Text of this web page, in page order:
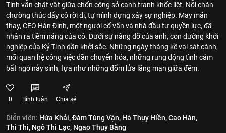
Tinh vẫn chật vật giữa chốn công sở cạnh tranh khốc liệt. Nỗi chán
chường thúc đẩy cô rời đi, tự mình dựng xây sự nghiệp. May mắn
thay, CEO Hàn Đình, một người cố vấn và nhà đầu tư quyền lực, đã
nhận ra tiềm năng của cô. Dưới sự nâng đỡ của anh, con đường khởi
nghiệp của Kỷ Tinh dần khởi sắc. Những ngày tháng kề vai sát cánh,
mối quan hệ công việc dần chuyển hóa, những rung động tình cảm
bất ngờ nảy sinh, tựa như những đốm lửa lãng mạn giữa đêm.
0 Bình luận Chia sẻ
Diễn viên: Hứa Khải,Đàm Tùng Vận, Hà Thụy Hiền,Cao Hàn,
Thi Thi, Ngô Thi Lạc, Ngao Thụy Bằng